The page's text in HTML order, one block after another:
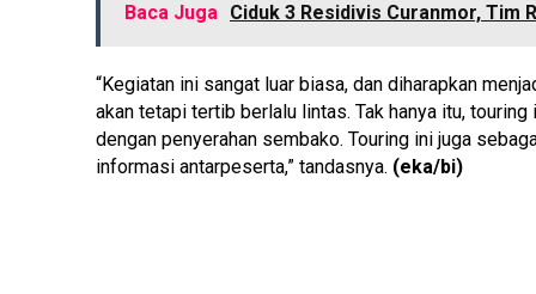
Baca Juga Ciduk 3 Residivis Curanmor, Tim
“Kegiatan ini sangat luar biasa, dan diharapkan
akan tetapi tertib berlalu lintas. Tak hanya itu,
dengan penyerahan sembako. Touring ini juga
informasi antarpeserta,” tandasnya. (eka/bi)